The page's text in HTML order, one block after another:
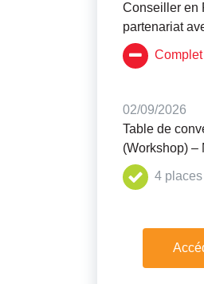
Conseiller en
partenariat
Complet
02/09/2026
Table de
(Workshop) –
4